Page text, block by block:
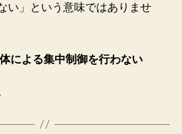
い」という意味ではありませ
による集中制御を行わない